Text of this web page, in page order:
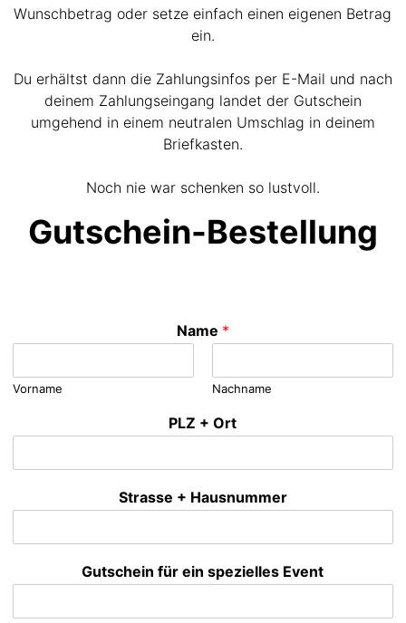
Wunschbetrag oder setze einfach einen eigenen Betrag
ein.
Du erhältst dann die Zahlungsinfos per E-Mail und nach
deinem Zahlungseingang landet der Gutschein
umgehend in einem neutralen Umschlag in deinem
Briefkasten.
Noch nie war schenken so lustvoll.
Gutschein-Bestellung
Name *
Vorname Nachname
PLZ + Ort
Strasse + Hausnummer
Gutschein für ein spezielles Event